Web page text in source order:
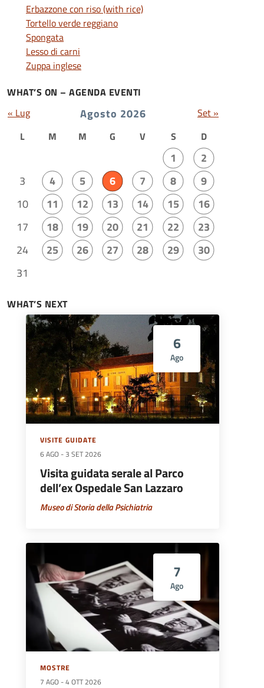
Erbazzone con riso (with rice)
Tortello verde reggiano
Spongata
Lesso di carni
Zuppa inglese
WHAT’S ON – AGENDA EVENTI
Agosto 2026
L M M G V S D
1
2
3
4 5 6 7 8
9
10
11 12 13 14 15
16
17
18 19 20 21 22
23
24
25 26 27 28 29
30
31
« Lug Set »
WHAT’S NEXT
6
Ago
VISITE GUIDATE
6 AGO -3 SET 2026
Visita guidata serale al Parco
dell’ex Ospedale San Lazzaro
Museo di Storia della Psichiatria
7
Ago
MOSTRE
7 AGO -4 OTT 2026